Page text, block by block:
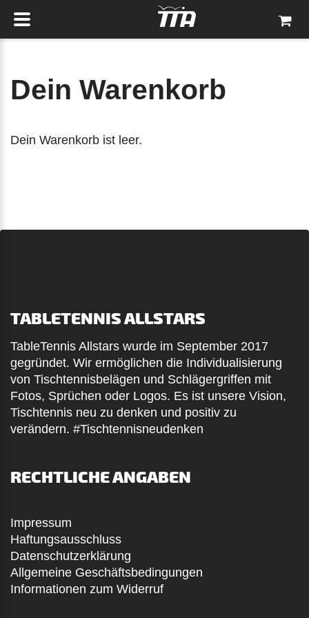
Dein Warenkorb
Dein Warenkorb ist leer.
TABLETENNIS ALLSTARS
TableTennis Allstars wurde im September 2017
gegründet. Wir ermöglichen die Individualisierung
von Tischtennisbelägen und Schlägergriffen mit
Fotos, Sprüchen oder Logos. Es ist unsere Vision,
Tischtennis neu zu denken und positiv zu
verändern. #Tischtennisneudenken
RECHTLICHE ANGABEN
Impressum
Haftungsausschluss
Datenschutzerklärung
Allgemeine Geschäftsbedingungen
Informationen zum Widerruf